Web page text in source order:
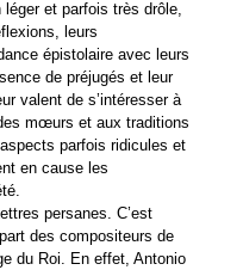
léger et parfois très drôle,
leurs
épistolaire avec leurs
de préjugés et leur
valent de s’intéresser à
mœurs et aux traditions
parfois ridicules et
en cause les
persanes. C’est
des compositeurs de
du Roi. En effet, Antonio